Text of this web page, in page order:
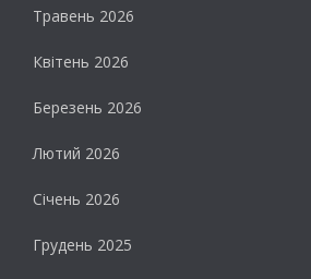
Травень 2026
Квітень 2026
Березень 2026
Лютий 2026
Січень 2026
Грудень 2025